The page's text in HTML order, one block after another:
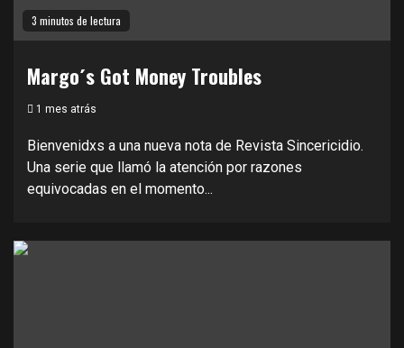
3 minutos de lectura
Margo´s Got Money Troubles
1 mes atrás
Bienvenidxs a una nueva nota de Revista Sincericidio.
Una serie que llamó la atención por razones
equivocadas en el momento...